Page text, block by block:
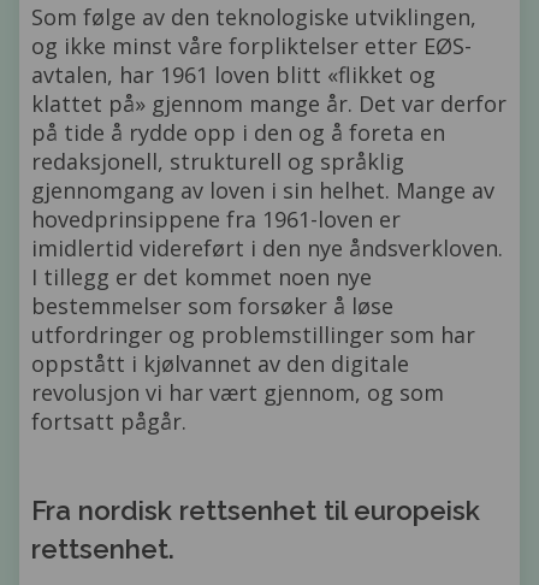
Som følge av den teknologiske utviklingen,
og ikke minst våre forpliktelser etter EØS-
avtalen, har 1961 loven blitt «flikket og
klattet på» gjennom mange år. Det var derfor
på tide å rydde opp i den og å foreta en
redaksjonell, strukturell og språklig
gjennomgang av loven i sin helhet. Mange av
hovedprinsippene fra 1961-loven er
imidlertid videreført i den nye åndsverkloven.
I tillegg er det kommet noen nye
bestemmelser som forsøker å løse
utfordringer og problemstillinger som har
oppstått i kjølvannet av den digitale
revolusjon vi har vært gjennom, og som
fortsatt pågår.
Fra nordisk rettsenhet til europeisk
rettsenhet.